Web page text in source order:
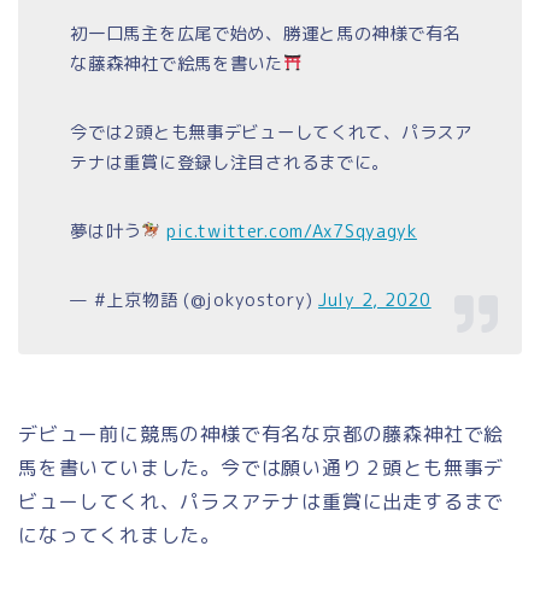
初一口馬主を広尾で始め、勝運と馬の神様で有名
な藤森神社で絵馬を書いた
今では2頭とも無事デビューしてくれて、パラスア
テナは重賞に登録し注目されるまでに。
夢は叶う pic.twitter.com/Ax7Sqyagyk
— #上京物語 (@jokyostory)July 2, 2020
デビュー前に競馬の神様で有名な京都の藤森神社で絵
馬を書いていました。今では願い通り２頭とも無事デ
ビューしてくれ、パラスアテナは重賞に出走するまで
になってくれました。